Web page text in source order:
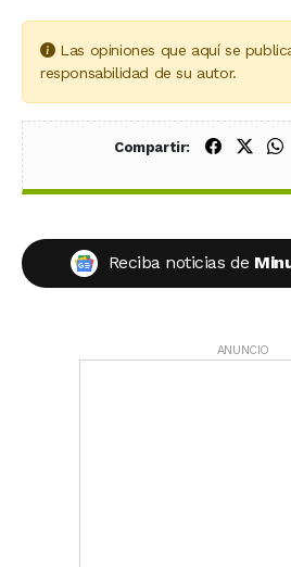
Las opiniones que aquí se
responsabilidad de su autor.
Compartir:
Reciba noticias de
ANUNCIO